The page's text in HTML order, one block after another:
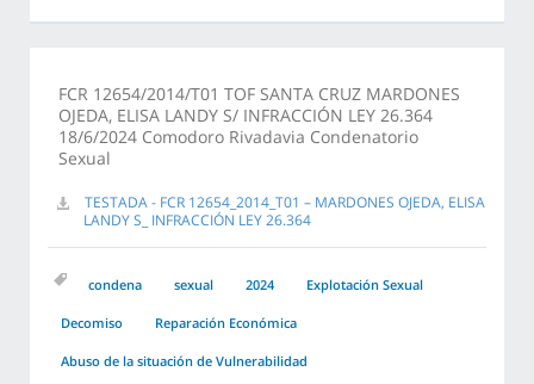
FCR 12654/2014/T01 TOF SANTA CRUZ MARDONES
OJEDA, ELISA LANDY S/ INFRACCIÓN LEY 26.364
18/6/2024 Comodoro Rivadavia Condenatorio
Sexual
TESTADA - FCR 12654_2014_T01 – MARDONES OJEDA, ELISA
LANDY S_ INFRACCIÓN LEY 26.364
condena sexual 2024 Explotación Sexual
Decomiso Reparación Económica
Abuso de la situación de Vulnerabilidad